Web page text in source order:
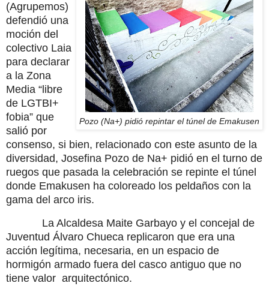
Pozo (Na+) pidió repintar el túnel de Emakusen
(Agrupemos)
defendió una
moción del
colectivo Laia
para declarar
a la Zona
Media “libre
de LGTBI+
fobia” que
salió por
consenso, si bien, relacionado con este asunto de la
diversidad, Josefina Pozo de Na+ pidió en el turno de
ruegos que pasada la celebración se repinte el túnel
donde Emakusen ha coloreado los peldaños con la
gama del arco iris.
La Alcaldesa Maite Garbayo y el concejal de
Juventud Álvaro Chueca replicaron que era una
acción legítima, necesaria, en un espacio de
hormigón armado fuera del casco antiguo que no
tiene valor arquitectónico.